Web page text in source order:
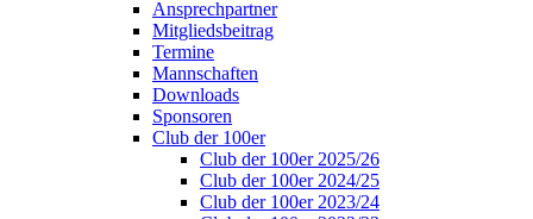
Ansprechpartner
Mitgliedsbeitrag
Termine
Mannschaften
Downloads
Sponsoren
Club der 100er
Club der 100er 2025/26
Club der 100er 2024/25
Club der 100er 2023/24